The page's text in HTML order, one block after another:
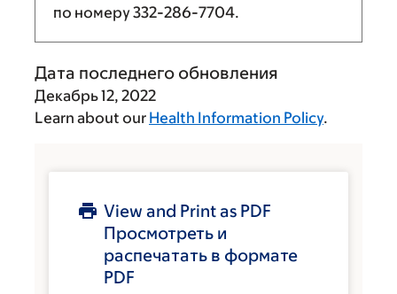
по номеру332-286-7704.
Дата последнего обновления
Декабрь 12, 2022
Learn about our Health Information Policy.
View and Print as PDF
Просмотреть и
распечатать в формате
PDF